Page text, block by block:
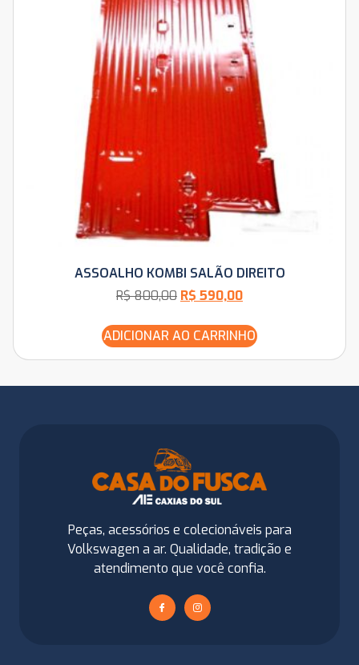
ASSOALHO KOMBI SALÃO DIREITO
R$800,00 R$ 590,00
ADICIONAR AO CARRINHO
Peças, acessórios e colecionáveis para
Volkswagen a ar. Qualidade, tradição e
atendimento que você confia.